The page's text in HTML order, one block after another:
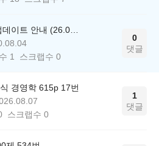
1 스크랩수 0
0
댓글
경영학 615p 17번
스크랩수 0
1
댓글